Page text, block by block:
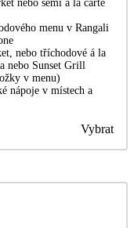
nebo semi à la carte
menu v Rangali
nebo tříchodové á la
nebo Sunset Grill
v menu)
nápoje v místech a
Vybrat